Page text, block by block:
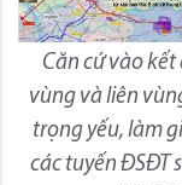
Căn cứ vào
vùng và liên
trọng yếu, làm
các tuyến ĐSĐT